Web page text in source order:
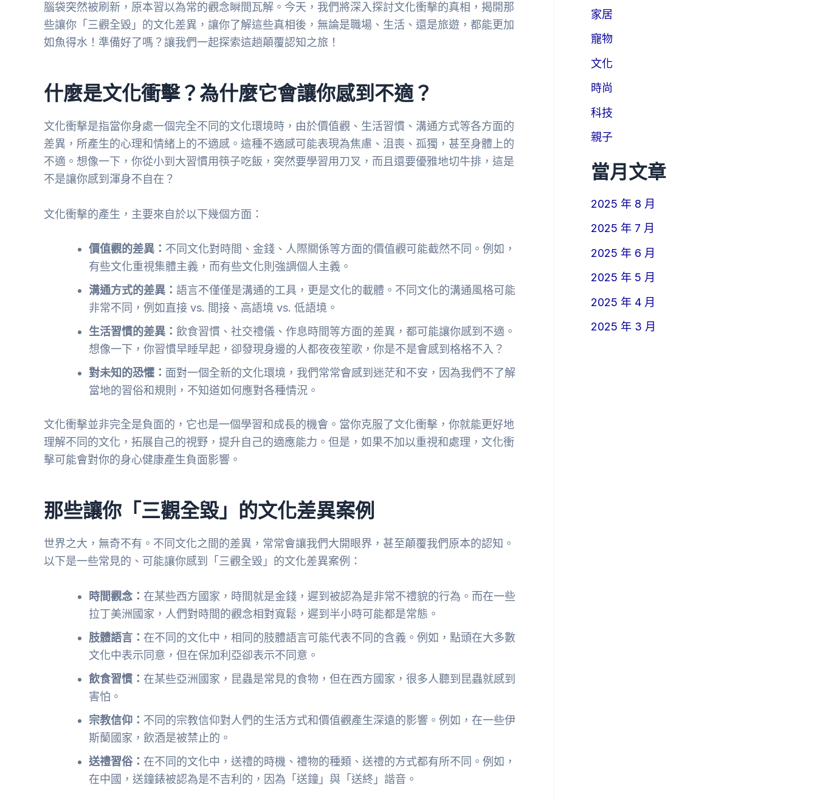
腦袋突然被刷新，原本習以為常的觀念瞬間瓦解。今天，我們將深入探討文化衝擊的真相，揭開那
些讓你「三觀全毀」的文化差異，讓你了解這些真相後，無論是職場、生活、還是旅遊，都能更加
如魚得水！準備好了嗎？讓我們一起探索這趟顛覆認知之旅！
什麼是文化衝擊？為什麼它會讓你感到不適？
文化衝擊是指當你身處一個完全不同的文化環境時，由於價值觀、生活習慣、溝通方式等各方面的
差異，所產生的心理和情緒上的不適感。這種不適感可能表現為焦慮、沮喪、孤獨，甚至身體上的
不適。想像一下，你從小到大習慣用筷子吃飯，突然要學習用刀叉，而且還要優雅地切牛排，這是
不是讓你感到渾身不自在？
文化衝擊的產生，主要來自於以下幾個方面：
價值觀的差異： 不同文化對時間、金錢、人際關係等方面的價值觀可能截然不同。例如，
有些文化重視集體主義，而有些文化則強調個人主義。
溝通方式的差異： 語言不僅僅是溝通的工具，更是文化的載體。不同文化的溝通風格可能
非常不同，例如直接 vs. 間接、高語境 vs. 低語境。
生活習慣的差異： 飲食習慣、社交禮儀、作息時間等方面的差異，都可能讓你感到不適。
想像一下，你習慣早睡早起，卻發現身邊的人都夜夜笙歌，你是不是會感到格格不入？
對未知的恐懼： 面對一個全新的文化環境，我們常常會感到迷茫和不安，因為我們不了解
當地的習俗和規則，不知道如何應對各種情況。
文化衝擊並非完全是負面的，它也是一個學習和成長的機會。當你克服了文化衝擊，你就能更好地
理解不同的文化，拓展自己的視野，提升自己的適應能力。但是，如果不加以重視和處理，文化衝
擊可能會對你的身心健康產生負面影響。
那些讓你「三觀全毀」的文化差異案例
世界之大，無奇不有。不同文化之間的差異，常常會讓我們大開眼界，甚至顛覆我們原本的認知。
以下是一些常見的、可能讓你感到「三觀全毀」的文化差異案例：
時間觀念： 在某些西方國家，時間就是金錢，遲到被認為是非常不禮貌的行為。而在一些
拉丁美洲國家，人們對時間的觀念相對寬鬆，遲到半小時可能都是常態。
肢體語言： 在不同的文化中，相同的肢體語言可能代表不同的含義。例如，點頭在大多數
文化中表示同意，但在保加利亞卻表示不同意。
飲食習慣： 在某些亞洲國家，昆蟲是常見的食物，但在西方國家，很多人聽到昆蟲就感到
害怕。
宗教信仰： 不同的宗教信仰對人們的生活方式和價值觀產生深遠的影響。例如，在一些伊
斯蘭國家，飲酒是被禁止的。
送禮習俗： 在不同的文化中，送禮的時機、禮物的種類、送禮的方式都有所不同。例如，
在中國，送鐘錶被認為是不吉利的，因為「送鐘」與「送終」諧音。
家居
寵物
文化
時尚
科技
親子
當月文章
2025 年 8 月
2025 年 7 月
2025 年 6 月
2025 年 5 月
2025 年 4 月
2025 年 3 月